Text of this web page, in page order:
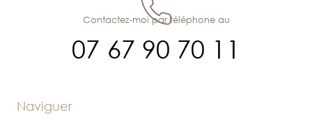
07 67 90 70 11
Contactez-moi par téléphone au
Naviguer